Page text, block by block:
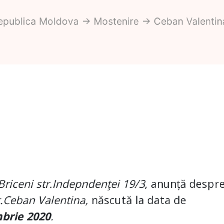
Moldova -> Mostenire-> Ceban
str.Indepndenţei 19/3, anunță despre
Valentina, născută la data de
2020.